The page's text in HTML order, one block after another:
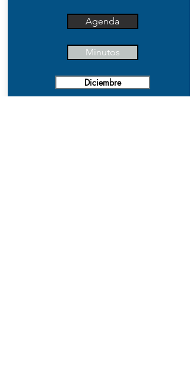
Agenda
Minutos
Diciembre